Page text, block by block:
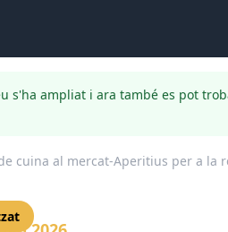
s'ha ampliat i ara també es pot
cuina al mercat-Aperitius per a la